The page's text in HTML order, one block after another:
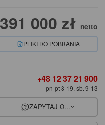
391 000 zł netto
PLIKI DO POBRANIA
+48 12 37 21 900
pn-pt 8-19, sb. 9-13
ZAPYTAJ O...